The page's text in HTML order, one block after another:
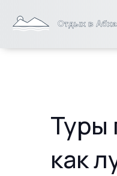
Туры
как